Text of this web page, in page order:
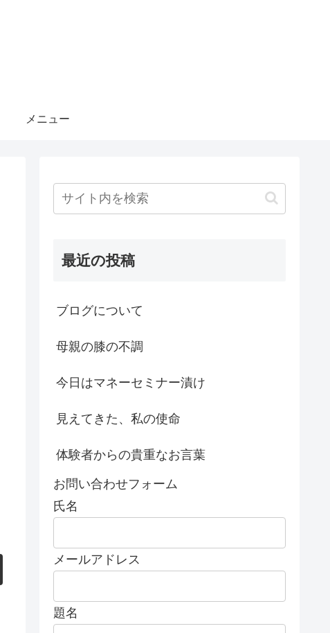
メニュー
最近の投稿
ブログについて
母親の膝の不調
今日はマネーセミナー漬け
見えてきた、私の使命
体験者からの貴重なお言葉
お問い合わせフォーム
氏名
メールアドレス
題名